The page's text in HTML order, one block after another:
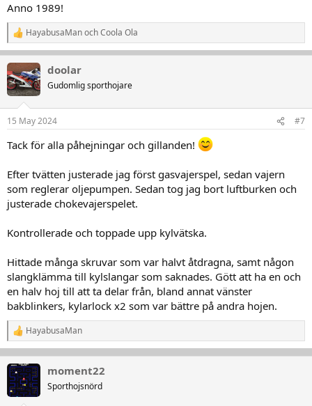
Fick sig en tvätt nu när jag vet att den går:
View attachment 498541
View attachment 498542
Den italienska plasthögen är i högst varierat skick, räknar med att
detta blir det svåraste i hela projektet:
Nu återstår resten då:
Bromsok fram och bak
Koppla in resten av elen
Justera tomgång etc
Justera oljepumpsnurran (högst vetenskapligt namn)
Byta till Jollymoto-rör
Däckbyte
Laga de plastkåpor som behöver lagas (läs alla)
med mera med mera
Anno 1989!
R
e
a
k
t
i
e
:
HayabusaManochCoola Ola
doolar
Gudomlig sporthojare
15 May 2024 #7
Tack för alla påhejningar och gillanden!
Efter tvätten justerade jag först gasvajerspel, sedan vajern
som reglerar oljepumpen. Sedan tog jag bort luftburken och
justerade chokevajerspelet.
Kontrollerade och toppade upp kylvätska.
Hittade många skruvar som var halvt åtdragna, samt någon
slangklämma till kylslangar som saknades. Gött att ha en och
en halv hoj till att ta delar från, bland annat vänster
bakblinkers, kylarlock x2 som var bättre på andra hojen.
R
e
a
k
t
i
HayabusaMan
moment22
Sporthojsnörd